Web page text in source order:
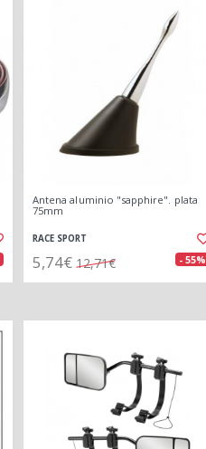
Antena aluminio "sapphire". plata
75mm
RACE SPORT
5,74€ 12,71€ - 55%